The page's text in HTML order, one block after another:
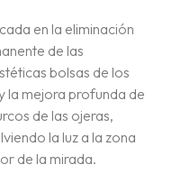
en la eliminación
de las
bolsas de los
la mejora profunda de
de las ojeras,
la luz a la zona
de la mirada.